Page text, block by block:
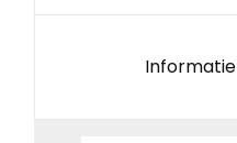
Informatie